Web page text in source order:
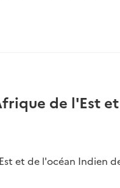
de l'Est
et de l'océan Indien